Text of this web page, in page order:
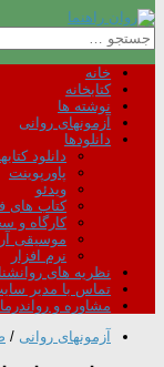
جستجو
برای:
خانه
کتابخانه
نوشته ها
آزمونهای روانی
دانلودها
دانلود
پاورپوینت
ویدئو
کتاب های
کارگاه و
موسیقی
نرم افزار
نظریه های
تماس با مدیر
مشاوره و
آزمونهای روانی /